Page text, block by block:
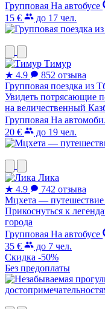
Групповая На автобусе
15 €
до 17 чел.
Тимур
★ 4.9
852 отзыва
Групповая поездка из
Увидеть потрясающие
на величественный
Групповая На
20 €
до 19 чел.
Лика
★ 4.9
742 отзыва
Мцхета —
Прикоснуться к
города
Групповая На автобусе
35 €
до 7 чел.
Скидка -50%
Без предоплаты